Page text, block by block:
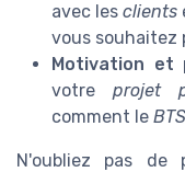
avec lesclients
vous souhaitez
Motivation et
votreprojet
comment le
N'oubliez pas de